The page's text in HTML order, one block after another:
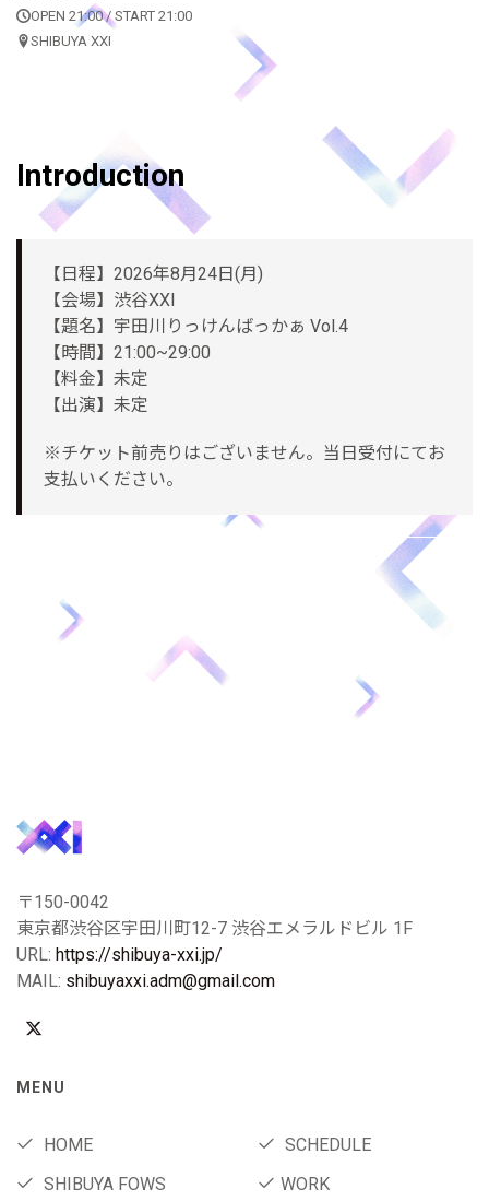
OPEN 21:00 / START 21:00
SHIBUYA XXI
Introduction
【日程】2026年8月24日(月)
【会場】渋谷XXI
【題名】宇田川りっけんばっかぁ Vol.4
【時間】21:00~29:00
【料金】未定
【出演】未定
※チケット前売りはございません。当日受付にてお
支払いください。
〒150-0042
東京都渋谷区宇田川町12-7 渋谷エメラルドビル 1F
URL: https://shibuya-xxi.jp/
MAIL: shibuyaxxi.adm@gmail.com
MENU
HOME
SCHEDULE
SHIBUYA FOWS
WORK